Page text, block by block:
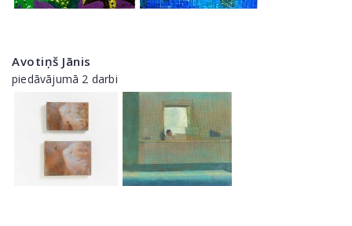
Avotiņš Jānis
piedāvājumā 2 darbi